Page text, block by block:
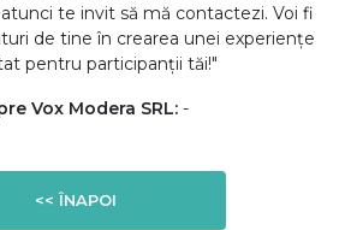
te invit să mă contactezi. Voi fi
de tine în crearea unei experiențe
pentru participanții tăi!"
Vox Modera SRL: -
<< ÎNAPOI